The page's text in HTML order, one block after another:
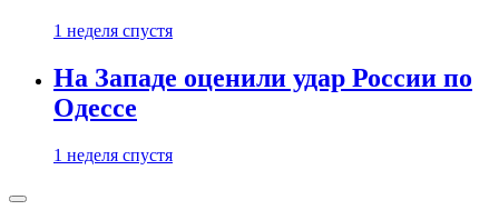
1 неделя спустя
На Западе оценили удар России по
Одессе
1 неделя спустя